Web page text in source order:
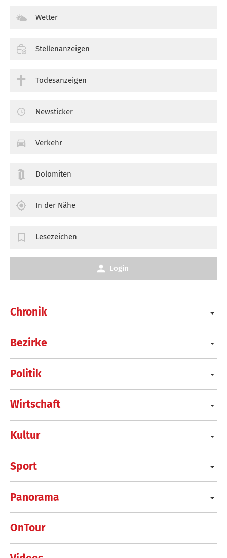
Chronik
Bezirke
Politik
Wirtschaft
Kultur
Sport
Panorama
OnTour
Wetter
Stellenanzeigen
Todesanzeigen
Newsticker
Verkehr
Dolomiten
In der Nähe
Lesezeichen
Login